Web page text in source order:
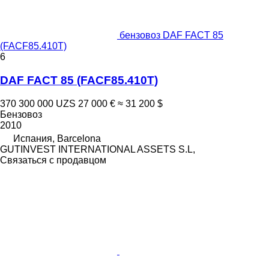
бензовоз DAF FACT 85
(FACF85.410T)
6
DAF FACT 85 (FACF85.410T)
370 300 000 UZS 27 000 € ≈ 31 200 $
Бензовоз
2010
Испания, Barcelona
GUTINVEST INTERNATIONAL ASSETS S.L,
Связаться с продавцом